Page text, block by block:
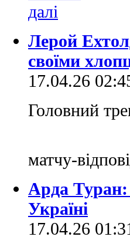
Лерой
своїми
17.04.26
Головний
матчу-
Арда Туран:
Україні
17.04.26